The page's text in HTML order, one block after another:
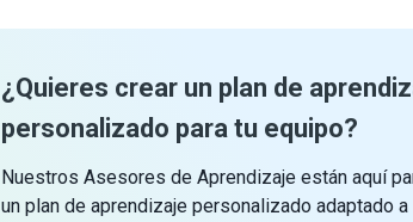
¿Quieres crear un plan de
personalizado para tu equipo?
Nuestros Asesores de Aprendizaje están aquí
un plan de aprendizaje personalizado adaptado